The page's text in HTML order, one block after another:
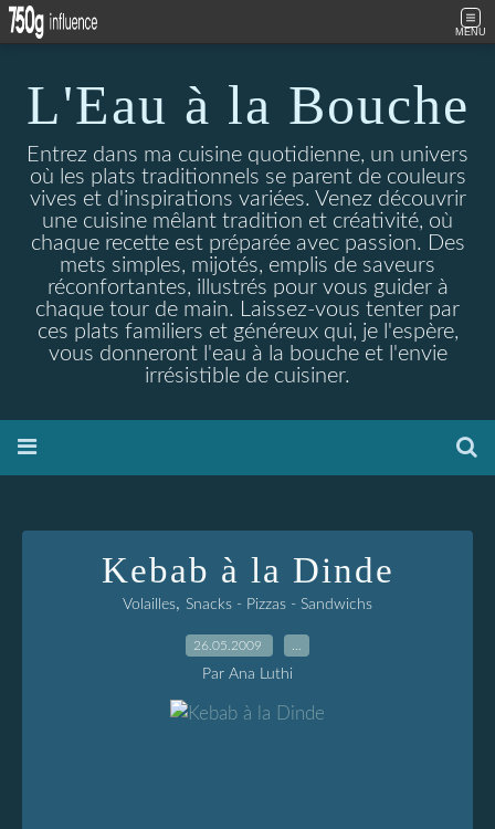
MENU
L'Eau à la Bouche
Entrez dans ma cuisine quotidienne, un univers
où les plats traditionnels se parent de couleurs
vives et d'inspirations variées. Venez découvrir
une cuisine mêlant tradition et créativité, où
chaque recette est préparée avec passion. Des
mets simples, mijotés, emplis de saveurs
réconfortantes, illustrés pour vous guider à
chaque tour de main. Laissez-vous tenter par
ces plats familiers et généreux qui, je l'espère,
vous donneront l'eau à la bouche et l'envie
irrésistible de cuisiner.
Kebab à la Dinde
Volailles, Snacks - Pizzas - Sandwichs
26.05.2009
Par Ana Luthi